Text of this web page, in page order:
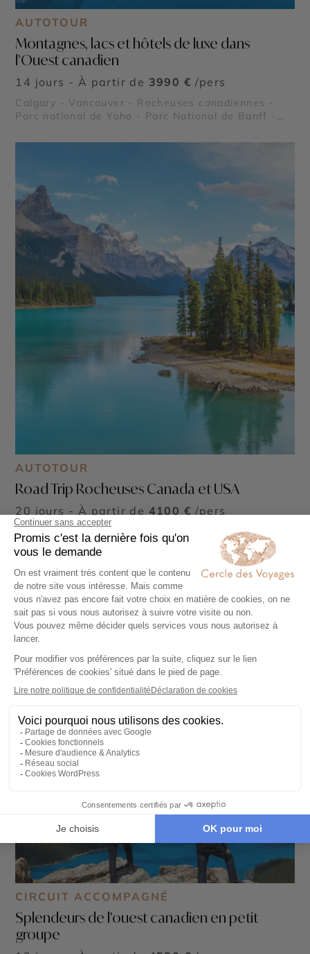
AUTOTOUR
Montagnes, lacs et hôtels de luxe dans
l’Ouest canadien
14 jours - À partir de 3990 € /pers
Calgary - Vancouver - Rocheuses canadiennes -
Parc national de Yoho - Parc National de Banff -
Lac Moraine - Lake Louise - Icefield Parkway -
AUTOTOUR
Road Trip Rocheuses Canada et USA
20 jours - À partir de 4100 € /pers
Seattle - Montana - Vancouver - Great American
West - Salt Lake City - Rocheuses américaines -
Parc National de Banff - Parc National de Jasper -
Parc National de Yellowstone - Lake Louise - Parc
National Glacier - Parc national des Lacs Waterton
- Parc national de Grand Teton
CIRCUIT ACCOMPAGNÉ
Splendeurs de l’ouest canadien en petit
groupe